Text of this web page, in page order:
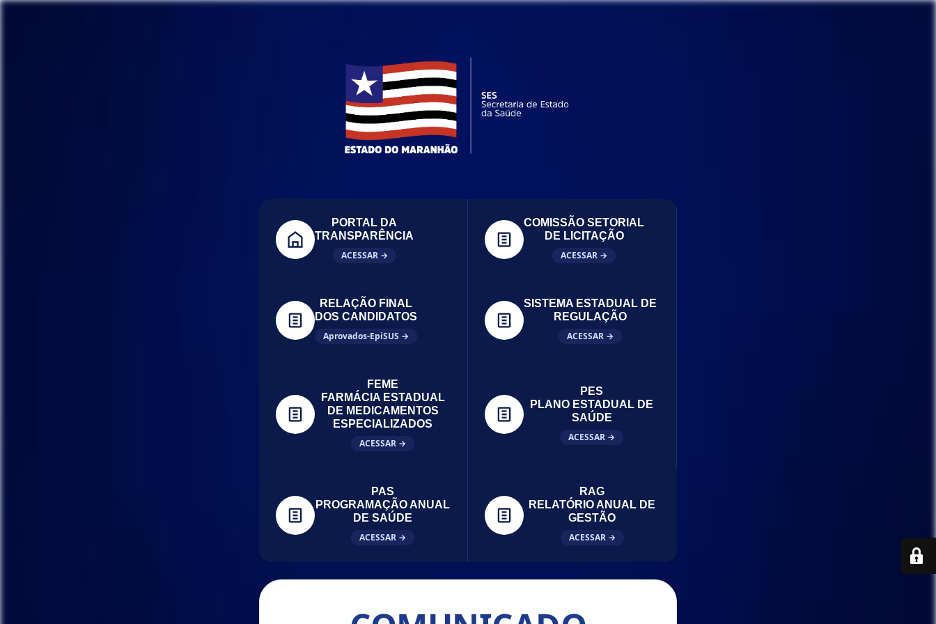
PORTAL DA
TRANSPARÊNCIA
ACESSAR →
COMISSÃO SETORIAL
DE LICITAÇÃO
ACESSAR →
RELAÇÃO FINAL
DOS CANDIDATOS
Aprovados-EpiSUS →
SISTEMA ESTADUAL DE
REGULAÇÃO
ACESSAR →
FEME
FARMÁCIA ESTADUAL
DE MEDICAMENTOS
ESPECIALIZADOS
ACESSAR →
PES
PLANO ESTADUAL DE
SAÚDE
ACESSAR →
PAS
PROGRAMAÇÃO ANUAL
DE SAÚDE
ACESSAR →
RAG
RELATÓRIO ANUAL DE
GESTÃO
ACESSAR →